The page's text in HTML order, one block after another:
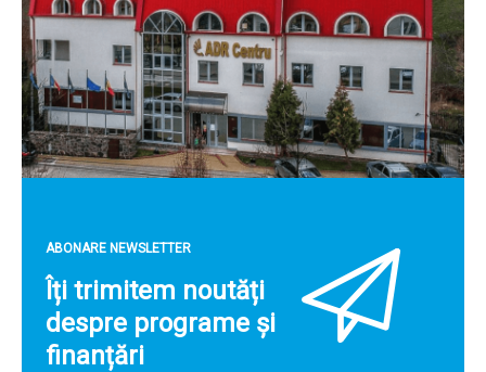
ABONARE NEWSLETTER
Îți trimitem noutăți
despre programe și
finanțări